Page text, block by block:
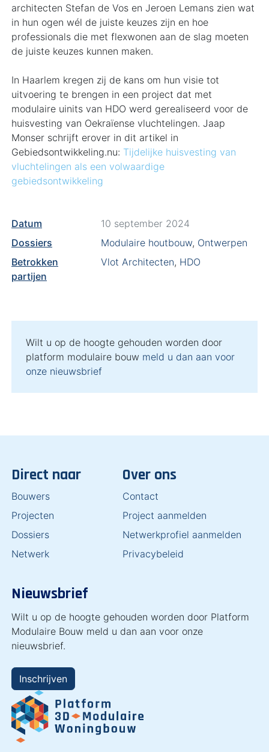
architecten Stefan de Vos en Jeroen Lemans zien wat
in hun ogen wél de juiste keuzes zijn en hoe
professionals die met flexwonen aan de slag moeten
de juiste keuzes kunnen maken.
In Haarlem kregen zij de kans om hun visie tot
uitvoering te brengen in een project dat met
modulaire uinits van HDO werd gerealiseerd voor de
huisvesting van Oekraïense vluchtelingen. Jaap
Monser schrijft erover in dit artikel in
Gebiedsontwikkeling.nu: Tijdelijke huisvesting van
vluchtelingen als een volwaardige
gebiedsontwikkeling
Datum
10 september 2024
Dossiers
Modulaire houtbouw, Ontwerpen
Betrokken
partijen
Vlot Architecten, HDO
Wilt u op de hoogte gehouden worden door
platform modulaire bouw meld u dan aan voor
onze nieuwsbrief
Direct naar
Bouwers
Projecten
Dossiers
Netwerk
Over ons
Contact
Project aanmelden
Netwerkprofiel aanmelden
Privacybeleid
Nieuwsbrief
Wilt u op de hoogte gehouden worden door Platform
Modulaire Bouw meld u dan aan voor onze
nieuwsbrief.
Inschrijven